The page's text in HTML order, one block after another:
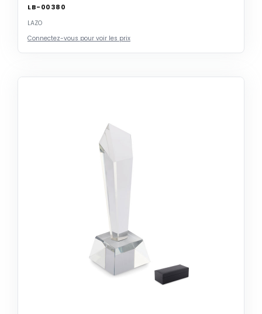
LB-00380
LAZO
Connectez-vous pour voir les prix